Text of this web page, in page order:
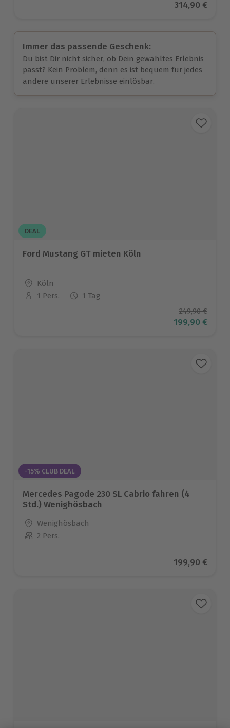
Aktueller
314,90 €
Immer das passende Geschenk:
Du bist Dir nicht sicher, ob Dein gewähltes Erlebnis
passt? Kein Problem, denn es ist bequem für jedes
andere unserer Erlebnisse einlösbar.
DEAL
Ford Mustang GT mieten Köln
Standort
Köln
Anzahl der Teilnehmer
1 Pers.
1 Tag
249,90 €
Aktueller
199,90 €
-15% CLUB DEAL
Mercedes Pagode 230 SL Cabrio fahren (4
Std.) Wenighösbach
Standort
Wenighösbach
Anzahl der Teilnehmer
2 Pers.
Aktueller
199,90 €